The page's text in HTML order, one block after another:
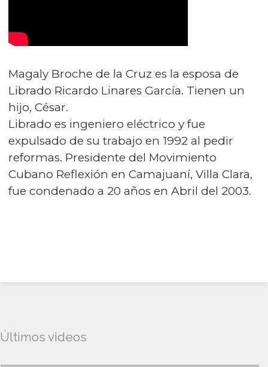
Magaly Broche de la Cruz es la esposa de
Librado Ricardo Linares García. Tienen un
hijo, César.
Librado es ingeniero eléctrico y fue
expulsado de su trabajo en 1992 al pedir
reformas. Presidente del Movimiento
Cubano Reflexión en Camajuaní, Villa Clara,
fue condenado a 20 años en Abril del 2003.
Últimos videos